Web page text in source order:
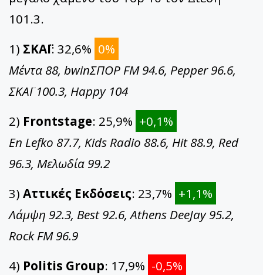
101.3.
1) ΣΚΑΪ: 32,6% 0%
Μέντα 88, bwinΣΠΟΡ FM 94.6, Pepper 96.6,
ΣΚΑΪ 100.3, Happy 104
2) Frontstage: 25,9% +0,1%
En Lefko 87.7, Kids Radio 88.6, Hit 88.9, Red
96.3, Μελωδία 99.2
3) Αττικές Εκδόσεις: 23,7% +1,1%
Λάμψη 92.3, Best 92.6, Athens DeeJay 95.2,
Rock FM 96.9
4) Politis Group: 17,9% -0,5%